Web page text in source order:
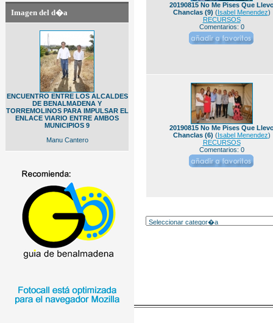
Imagen del d�a
ENCUENTRO ENTRE LOS ALCALDES
DE BENALMADENA Y
TORREMOLINOS PARA IMPULSAR EL
ENLACE VIARIO ENTRE AMBOS
MUNICIPIOS 9
Manu Cantero
20190815 No Me Pises Que
Chanclas (9) (Isabel Menendez)
RECURSOS
Comentarios: 0
20190815 No Me Pises Que
Chanclas (6) (Isabel Menendez)
RECURSOS
Comentarios: 0